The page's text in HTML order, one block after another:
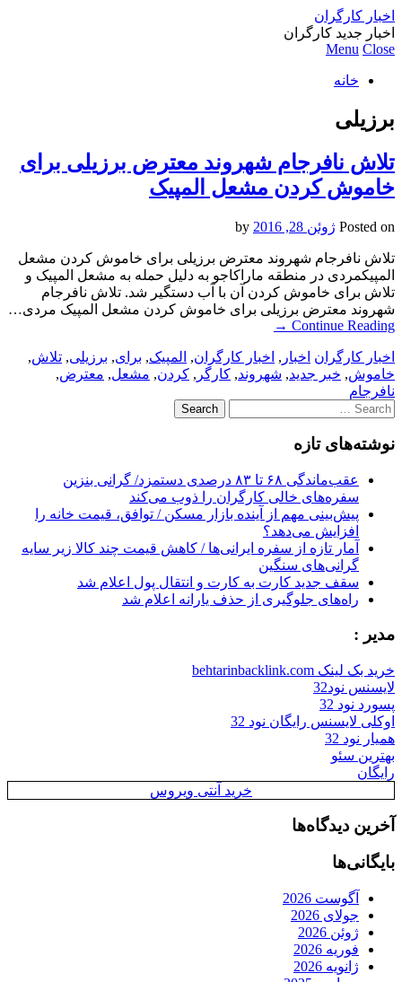
اخبار کارگران
اخبار جدید کارگران
Menu Close
خانه
برزیلی
تلاش نافرجام شهروند معترض برزیلی برای
خاموش کردن مشعل المپیک
Posted on ژوئن 28, 2016
تلاش نافرجام شهروند معترض برزیلی برای خاموش کردن مشعل
المپیکمردی در منطقه ماراکاجو به دلیل حمله به مشعل المپیک و
تلاش برای خاموش کردن آن با آب دستگیر شد. تلاش نافرجام
شهروند معترض برزیلی برای خاموش کردن مشعل المپیک مردی…
Continue Reading
→
اخبار کارگران اخبار , اخبار کارگران, المپیک, برای, برزیلی, تلاش,
خاموش, خبر جدید, شهروند, کارگر , کردن, مشعل, معترض,
نافرجام
Search
for:
نوشته‌های تازه
عقب‌ماندگی ۶۸ تا ۸۳ درصدی دستمزد/ گرانی بنزین
سفره‌های خالی کارگران را ذوب می‌کند
پیش‌بینی مهم از آینده بازار مسکن / توافق، قیمت خانه را
افزایش می‌دهد؟
آمار تازه از سفره ایرانی‌ها / کاهش قیمت چند کالا زیر سایه
گرانی‌های سنگین
سقف جدید کارت به کارت و انتقال پول اعلام شد
راه‌های جلوگیری از حذف یارانه اعلام شد
مدیر :
خرید بک لینک behtarinbacklink.com
لایسنس نود32
پسورد نود 32
اوکلی لایسنس رایگان نود 32
همیار نود 32
بهترین سئو
رایگان
خرید آنتی ویروس
آخرین دیدگاه‌ها
بایگانی‌ها
آگوست 2026
جولای 2026
ژوئن 2026
فوریه 2026
ژانویه 2026